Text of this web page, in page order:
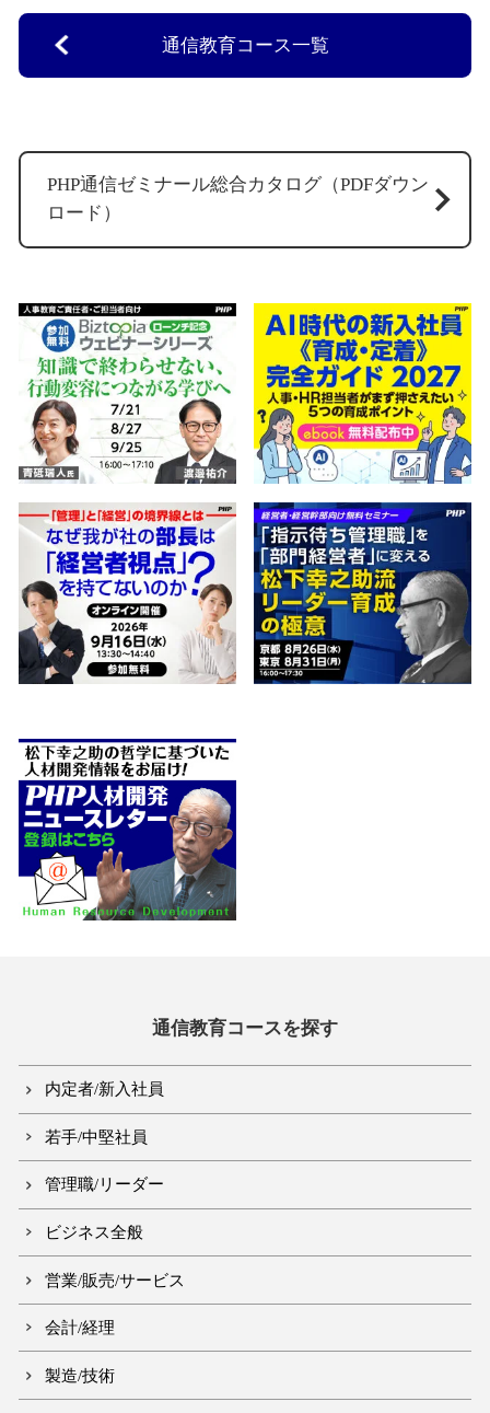
通信教育コース一覧
PHP通信ゼミナール総合カタログ（PDFダウン
ロード）
通信教育コースを探す
内定者/新入社員
若手/中堅社員
管理職/リーダー
ビジネス全般
営業/販売/サービス
会計/経理
製造/技術